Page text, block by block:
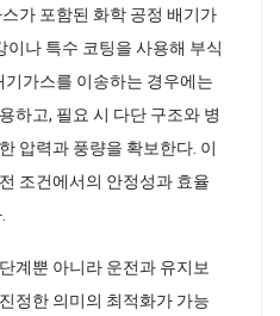
가 포함된 화학 공정 배기가
나 특수 코팅을 사용해 부식
기가스를 이송하는 경우에는
하고, 필요 시 다단 구조와 병
압력과 풍량을 확보한다. 이
조건에서의 안정성과 효율
계뿐 아니라 운전과 유지보
정한 의미의 최적화가 가능